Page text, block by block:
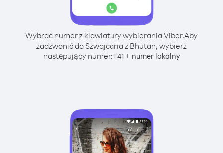
Wybrać numer z klawiatury wybierania Viber.Aby
zadzwonić do Szwajcaria z Bhutan, wybierz
następujący numer:+41+ numer lokalny